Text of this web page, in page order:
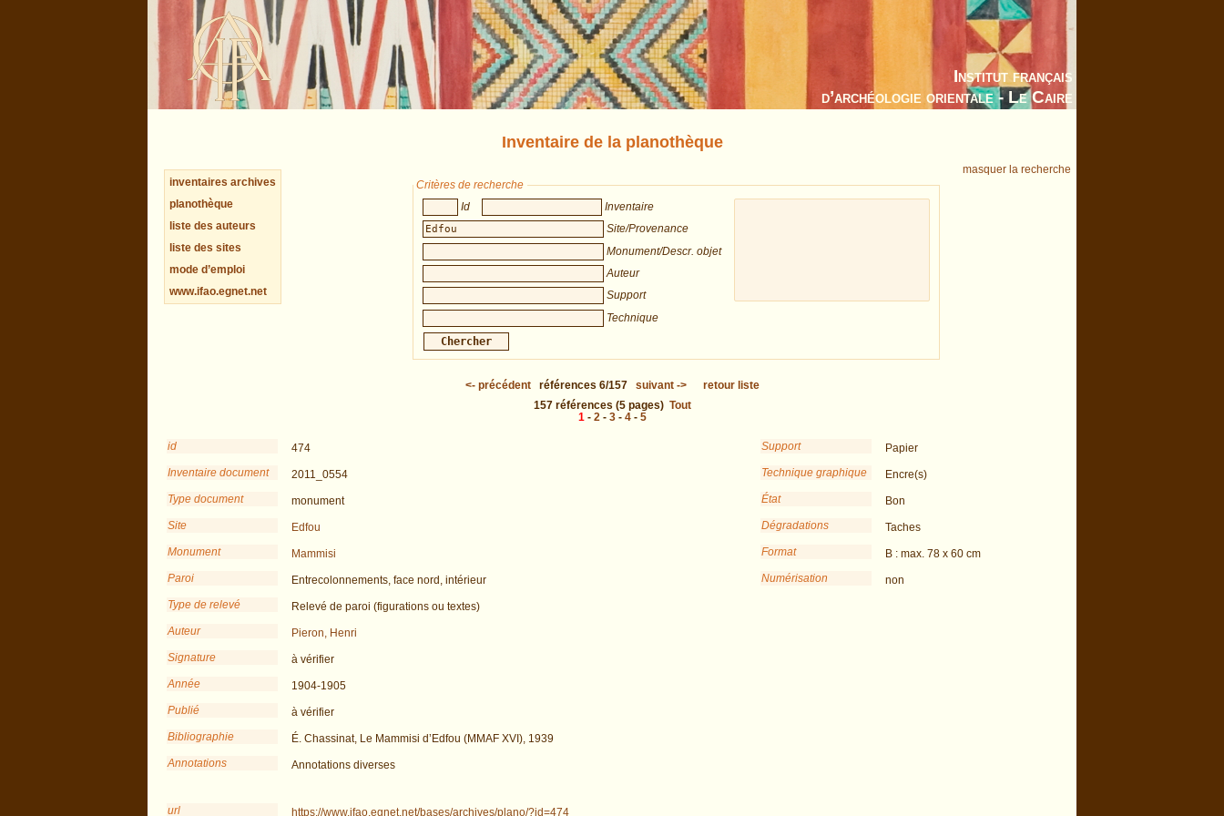
Institut français
d’archéologie orientale - Le Caire
Inventaire de la planothèque
inventaires archives
planothèque
liste des auteurs
liste des sites
mode d’emploi
www.ifao.egnet.net
masquer la recherche
Critères de recherche
Id
Inventaire
Site/Provenance
Monument/Descr. objet
Auteur
Support
Technique
<- précédent références 6/157 suivant->
retour liste
157 références (5 pages) Tout
1- 2- 3- 4- 5
id
474
Inventaire document
2011_0554
Type document
monument
Site
Edfou
Monument
Mammisi
Paroi
Entrecolonnements, face nord, intérieur
Type de relevé
Relevé de paroi (figurations ou textes)
Auteur
Pieron, Henri
Signature
à vérifier
Année
1904-1905
Publié
à vérifier
Bibliographie
É. Chassinat, Le Mammisi d’Edfou (MMAF XVI), 1939
Annotations
Annotations diverses
Support
Papier
Technique graphique
Encre(s)
État
Bon
Dégradations
Taches
Format
B : max. 78 x 60 cm
Numérisation
non
url https://www.ifao.egnet.net/bases/archives/plano/?id=474